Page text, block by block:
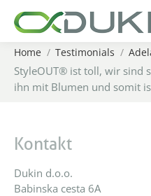
You are here:
Home Testimonials
StyleOUT® ist toll, wir sind
ihn mit Blumen und somit
Kontakt
Dukin d.o.o.
Babinska cesta 6A